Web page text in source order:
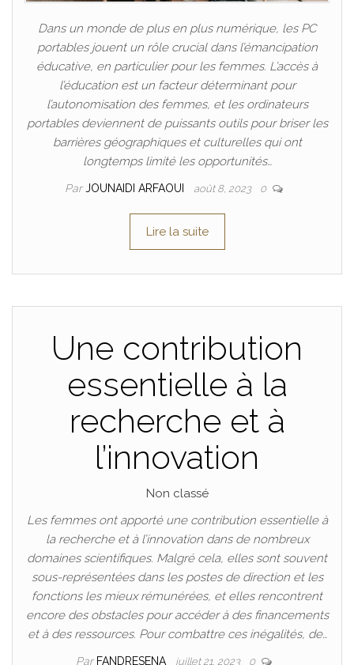
Dans un monde de plus en plus numérique, les PC
portables jouent un rôle crucial dans l’émancipation
éducative, en particulier pour les femmes. L’accès à
l’éducation est un facteur déterminant pour
l’autonomisation des femmes, et les ordinateurs
portables deviennent de puissants outils pour briser les
barrières géographiques et culturelles qui ont
longtemps limité les opportunités…
ParJOUNAIDI ARFAOUI août 8, 2023 0
Lire la suite
Une contribution
essentielle à la
recherche et à
l’innovation
Non classé
Les femmes ont apporté une contribution essentielle à
la recherche et à l’innovation dans de nombreux
domaines scientifiques. Malgré cela, elles sont souvent
sous-représentées dans les postes de direction et les
fonctions les mieux rémunérées, et elles rencontrent
encore des obstacles pour accéder à des financements
et à des ressources. Pour combattre ces inégalités, de…
Par FANDRESENA juillet 21, 2023 0